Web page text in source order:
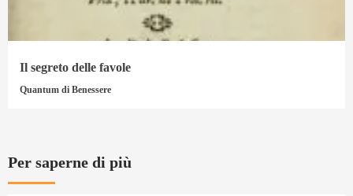
Il segreto delle favole
Quantum di Benessere
Per saperne di più